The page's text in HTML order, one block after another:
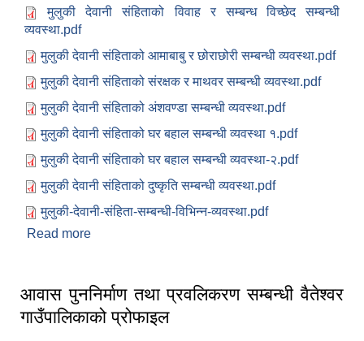
मुलुकी देवानी संहिताको विवाह र सम्बन्ध विच्छेद सम्बन्धी
व्यवस्था.pdf
मुलुकी देवानी संहिताको आमाबाबु र छोराछोरी सम्बन्धी व्यवस्था.pdf
मुलुकी देवानी संहिताको संरक्षक र माथवर सम्बन्धी व्यवस्था.pdf
मुलुकी देवानी संहिताको अंशवण्डा सम्बन्धी व्यवस्था.pdf
मुलुकी देवानी संहिताको घर बहाल सम्बन्धी व्यवस्था १.pdf
मुलुकी देवानी संहिताको घर बहाल सम्बन्धी व्यवस्था-२.pdf
मुलुकी देवानी संहिताको दुष्कृति सम्बन्धी व्यवस्था.pdf
मुलुकी-देवानी-संहिता-सम्बन्धी-विभिन्न-व्यवस्था.pdf
Read more
आवास पुननिर्माण तथा प्रवलिकरण सम्बन्धी वैतेश्वर
गाउँपालिकाको प्रोफाइल